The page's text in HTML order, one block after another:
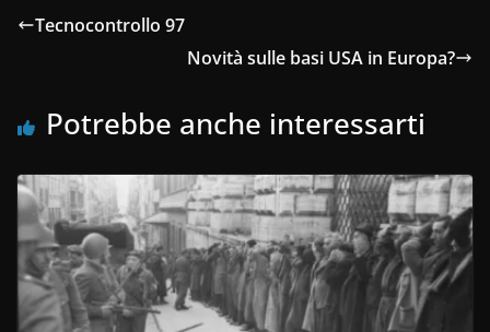
Tecnocontrollo 97
Novità sulle basi USA in Europa?
Potrebbe anche interessarti